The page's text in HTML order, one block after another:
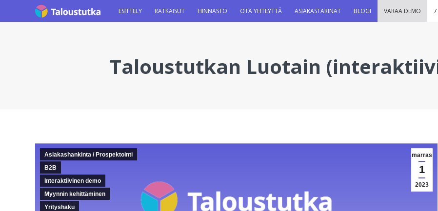
ESITTELY RATKAISUT HINNASTO OTA YHTEYTTÄ ASIAKASTARINAT BLOGI VARAA DEMO 7
Taloustutkan Luotain
marras
1
2023
Asiakashankinta / Prospektointi
B2B
Interaktiivinen demo
Myynnin kehittäminen
Yrityshaku